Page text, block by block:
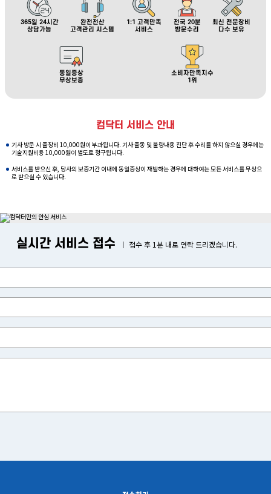
365일 24시간
상담가능
완전전산
고객관리 시스템
1:1 고객만족
서비스
전국 20분
방문수리
최신 전문장비
다수 보유
동일증상
무상보증
소비자만족지수
1위
컴닥터 서비스 안내
기사 방문 시 출장비 10,000원이 부과됩니다. 기사 출동 및 불량내용 진단 후 수리를 하지 않으실 경우에는
기술지원비용 10,000원이 별도로 청구됩니다.
서비스를 받으신 후, 당사의 보증기간 이내에 동일증상이 재발하는 경우에 대하여는 모든 서비스를 무상으
로 받으실 수 있습니다.
실시간 서비스 접수 접수 후 1분 내로 연락 드리겠습니다.